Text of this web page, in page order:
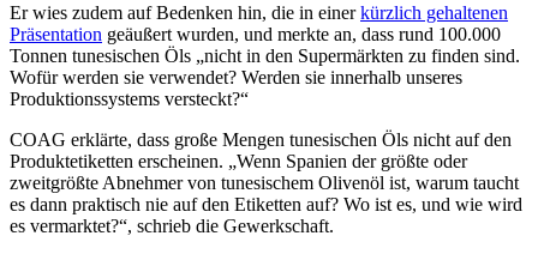
Er wies zudem auf Bedenken hin, die in einerkürzlich gehaltenen
Präsentation geäußert wurden, und merkte an, dass rund 100.000
Tonnen tunesischen Öls „nicht in den Supermärkten zu finden sind.
Wofür werden sie verwendet? Werden sie innerhalb unseres
Produktionssystems versteckt?“
COAG erklärte, dass große Mengen tunesischen Öls nicht auf den
Produktetiketten erscheinen. „Wenn Spanien der größte oder
zweitgrößte Abnehmer von tunesischem Olivenöl ist, warum taucht
es dann praktisch nie auf den Etiketten auf? Wo ist es, und wie wird
es vermarktet?“, schrieb die Gewerkschaft.